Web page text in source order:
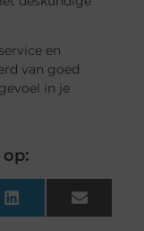
en
van goed
in je
LinkedIn Email